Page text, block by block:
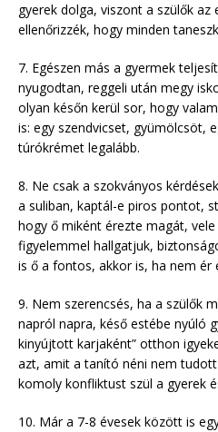
gyerek dolga, viszont a szülők az
ellenőrizzék, hogy minden
7. Egészen más a gyermek
nyugodtan, reggeli után megy
olyan későn kerül sor, hogy
is: egy szendvicset, gyümölcsöt,
túrókrémet legalább.
8. Ne csak a szokványos
a suliban, kaptál-e piros pontot,
hogy ő miként érezte magát,
figyelemmel hallgatjuk,
is ő a fontos, akkor is, ha nem ér
9. Nem szerencsés, ha a szülők
napról napra, késő estébe nyúló
kinyújtott karjaként” otthon
azt, amit a tanító néni nem
komoly konfliktust szül a gyerek
10. Már a 7-8 évesek között is